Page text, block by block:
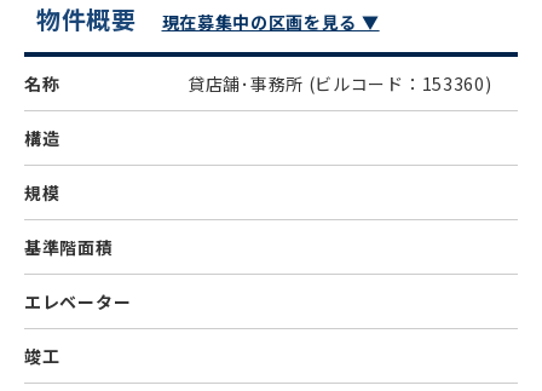
物件概要 現在募集中の区画を見る ▼
名称 貸店舗･事務所 (ビルコード：153360)
構造
規模
基準階面積
エレベーター
竣工